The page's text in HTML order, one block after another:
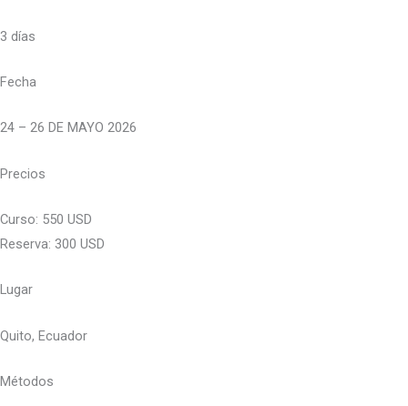
3 días
Fecha
24 – 26 DE MAYO 2026
Precios
Curso: 550 USD
Reserva: 300 USD
Lugar
Quito, Ecuador
Métodos